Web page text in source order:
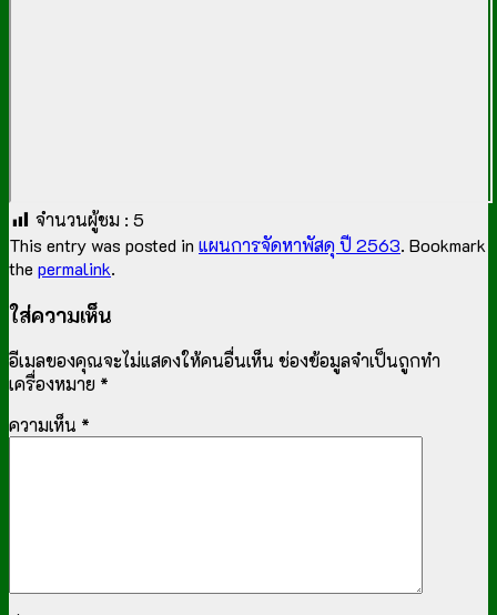
จำนวนผู้ชม : 5
This entry was posted in แผนการจัดหาพัสดุ ปี 2563. Bookmark
the permalink.
ใส่ความเห็น
อีเมลของคุณจะไม่แสดงให้คนอื่นเห็น ช่องข้อมูลจำเป็นถูกทำ
เครื่องหมาย *
ความเห็น *